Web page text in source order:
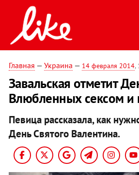
Главная — Украина — 14 февраля 2014,
Завальская отметит
Влюбленных сексом и
Певица рассказала, как
День Святого Валентина.